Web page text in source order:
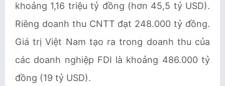
khoảng 1,16 triệu tỷ đồng (hơn 45,5 tỷ USD).
Riêng doanh thu CNTT đạt 248.000 tỷ đồng.
Giá trị Việt Nam tạo ra trong doanh thu của
các doanh nghiệp FDI là khoảng 486.000 tỷ
đồng (19 tỷ USD).